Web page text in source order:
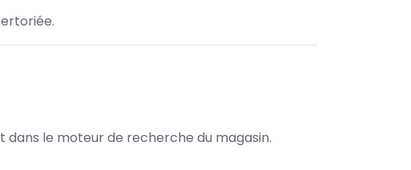
le moteur de recherche du magasin.